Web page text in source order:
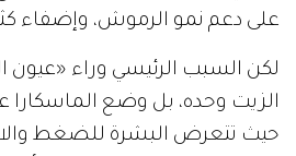
على دعم نمو الرموش، وإضفاء
لكن السبب الرئيسي وراء «عيون
الزيت وحده، بل وضع الماسكارا
حيث تتعرض البشرة للضغط